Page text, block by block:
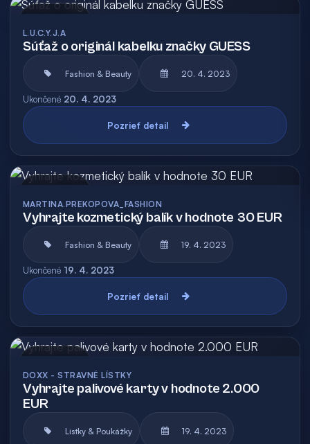
L.U.C.Y.J.A
Súťaž o originál kabelku značky GUESS
Fashion & Beauty 20. 4. 2023
Ukončené 20. 4. 2023
Pozrieť detail
MARTINA.PREKOPOVA_FASHION
Vyhrajte kozmetický balík v hodnote 30 EUR
Fashion & Beauty 19. 4. 2023
Ukončené 19. 4. 2023
Pozrieť detail
DOXX - STRAVNÉ LÍSTKY
Vyhrajte palivové karty v hodnote 2.000
EUR
Lístky & Poukážky 19. 4. 2023